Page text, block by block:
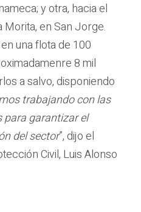
y otra, hacia el
en San Jorge.
una flota de 100
8 mil
a salvo, disponiendo
trabajando con las
garantizar el
del sector”, dijo el
Civil, Luis Alonso